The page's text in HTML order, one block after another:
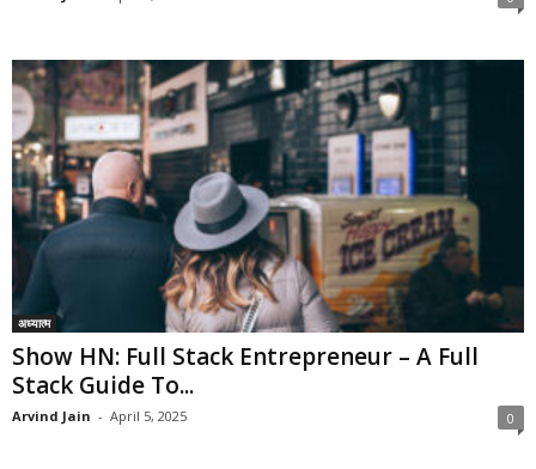
अध्यात्म
Show HN: Full Stack Entrepreneur – A Full
Stack Guide To...
Arvind Jain - April 5, 2025 0